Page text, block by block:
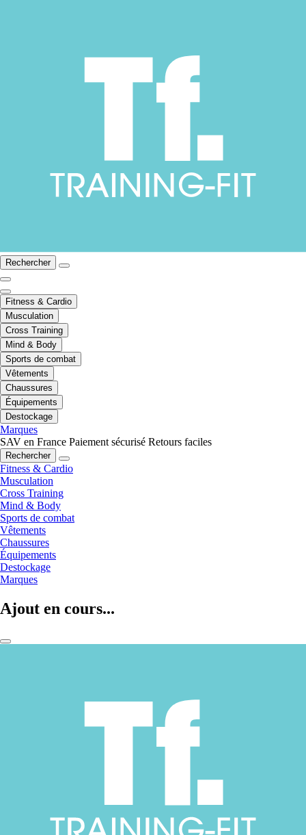
Rechercher
Fitness & Cardio
Musculation
Cross Training
Mind & Body
Sports de combat
Vêtements
Chaussures
Équipements
Destockage
Marques
SAV en France Paiement sécurisé Retours faciles
Rechercher
Fitness & Cardio
Musculation
Cross Training
Mind & Body
Sports de combat
Vêtements
Chaussures
Équipements
Destockage
Marques
Ajout en cours...